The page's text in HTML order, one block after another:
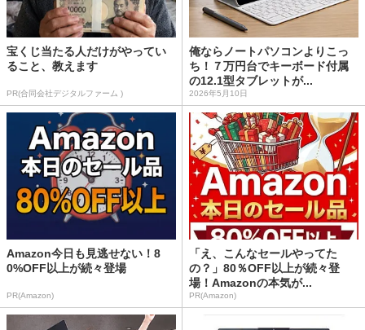
宝くじ当たる人だけがやってい
ること、教えます
PR(合同会社デジタルファーム )
俺ならノートパソコンよりこっ
ち！７万円台でキーボード付属
の12.1型タブレットが...
2026年5月10日
Amazon今日も見逃せない！8
0%OFF以上が続々登場
PR(Amazon)
「え、こんなセールやってた
の？」80％OFF以上が続々登
場！Amazonの本気が...
PR(Amazon)